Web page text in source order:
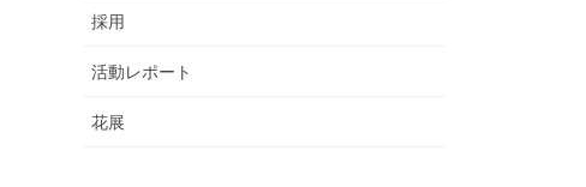
採用
活動レポート
花展